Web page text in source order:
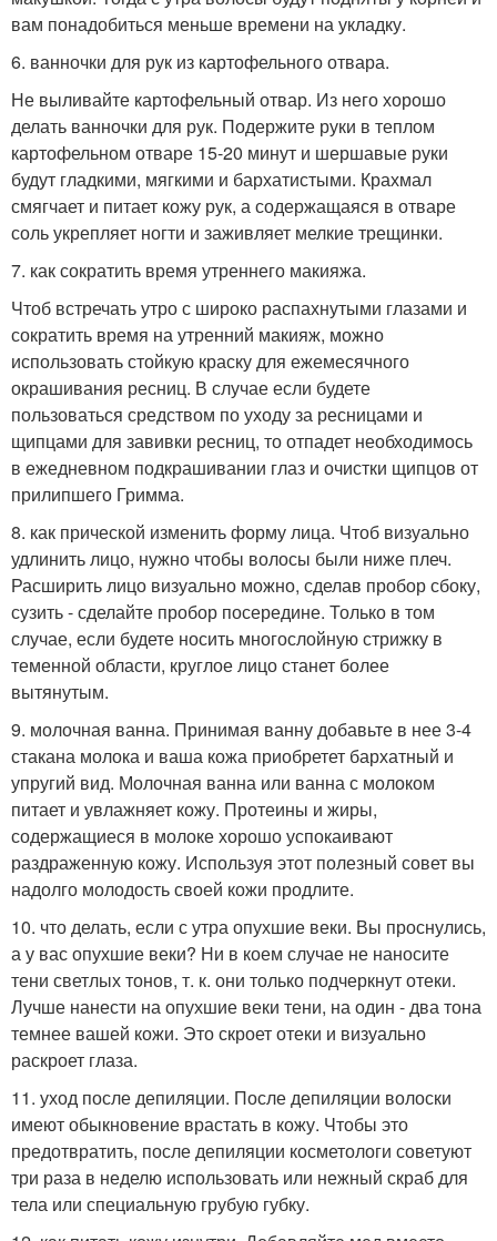
вам понадобиться меньше времени на укладку.
6. ванночки для рук из картофельного отвара.
Не выливайте картофельный отвар. Из него хорошо
делать ванночки для рук. Подержите руки в теплом
картофельном отваре 15-20 минут и шершавые руки
будут гладкими, мягкими и бархатистыми. Крахмал
смягчает и питает кожу рук, а содержащаяся в отваре
соль укрепляет ногти и заживляет мелкие трещинки.
7. как сократить время утреннего макияжа.
Чтоб встречать утро с широко распахнутыми глазами и
сократить время на утренний макияж, можно
использовать стойкую краску для ежемесячного
окрашивания ресниц. В случае если будете
пользоваться средством по уходу за ресницами и
щипцами для завивки ресниц, то отпадет необходимось
в ежедневном подкрашивании глаз и очистки щипцов от
прилипшего Гримма.
8. как прической изменить форму лица. Чтоб визуально
удлинить лицо, нужно чтобы волосы были ниже плеч.
Расширить лицо визуально можно, сделав пробор сбоку,
сузить - сделайте пробор посередине. Только в том
случае, если будете носить многослойную стрижку в
теменной области, круглое лицо станет более
вытянутым.
9. молочная ванна. Принимая ванну добавьте в нее 3-4
стакана молока и ваша кожа приобретет бархатный и
упругий вид. Молочная ванна или ванна с молоком
питает и увлажняет кожу. Протеины и жиры,
содержащиеся в молоке хорошо успокаивают
раздраженную кожу. Используя этот полезный совет вы
надолго молодость своей кожи продлите.
10. что делать, если с утра опухшие веки. Вы проснулись,
а у вас опухшие веки? Ни в коем случае не наносите
тени светлых тонов, т. к. они только подчеркнут отеки.
Лучше нанести на опухшие веки тени, на один - два тона
темнее вашей кожи. Это скроет отеки и визуально
раскроет глаза.
11. уход после депиляции. После депиляции волоски
имеют обыкновение врастать в кожу. Чтобы это
предотвратить, после депиляции косметологи советуют
три раза в неделю использовать или нежный скраб для
тела или специальную грубую губку.